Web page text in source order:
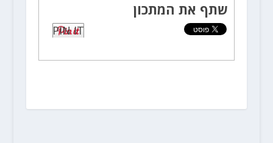
שתף את המתכון
PIN IT